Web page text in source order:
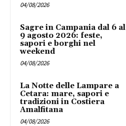
04/08/2026
Sagre in Campania dal 6 al
9 agosto 2026: feste,
sapori e borghi nel
weekend
04/08/2026
La Notte delle Lampare a
Cetara: mare, sapori e
tradizioni in Costiera
Amalfitana
04/08/2026